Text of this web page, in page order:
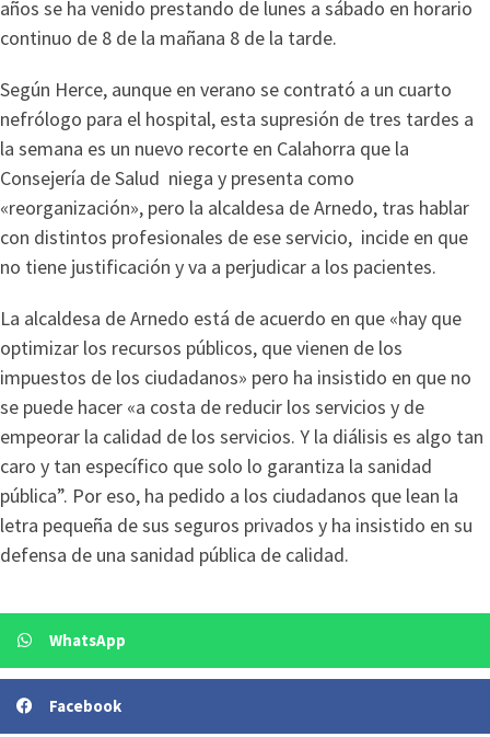
años se ha venido prestando de lunes a sábado en horario
continuo de 8 de la mañana 8 de la tarde.
Según Herce, aunque en verano se contrató a un cuarto
nefrólogo para el hospital, esta supresión de tres tardes a
la semana es un nuevo recorte en Calahorra que la
Consejería de Salud niega y presenta como
«reorganización», pero la alcaldesa de Arnedo, tras hablar
con distintos profesionales de ese servicio, incide en que
no tiene justificación y va a perjudicar a los pacientes.
La alcaldesa de Arnedo está de acuerdo en que «hay que
optimizar los recursos públicos, que vienen de los
impuestos de los ciudadanos» pero ha insistido en que no
se puede hacer «a costa de reducir los servicios y de
empeorar la calidad de los servicios. Y la diálisis es algo tan
caro y tan específico que solo lo garantiza la sanidad
pública”. Por eso, ha pedido a los ciudadanos que lean la
letra pequeña de sus seguros privados y ha insistido en su
defensa de una sanidad pública de calidad.
WhatsApp
Facebook